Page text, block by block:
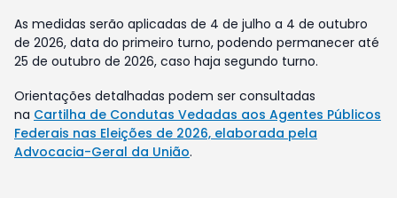
As medidas serão aplicadas de 4 de julho a 4 de outubro
de 2026, data do primeiro turno, podendo permanecer até
25 de outubro de 2026, caso haja segundo turno.
Orientações detalhadas podem ser consultadas
na Cartilha de Condutas Vedadas aos Agentes Públicos
Federais nas Eleições de 2026, elaborada pela
Advocacia-Geral da União.